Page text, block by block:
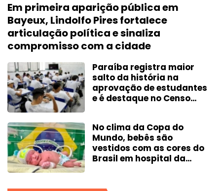
Em primeira aparição pública em
Bayeux, Lindolfo Pires fortalece
articulação política e sinaliza
compromisso com a cidade
Paraíba registra maior
salto da história na
aprovação de estudantes
e é destaque no Censo
No clima da Copa do
Mundo, bebês são
vestidos com as cores do
Brasil em hospital da